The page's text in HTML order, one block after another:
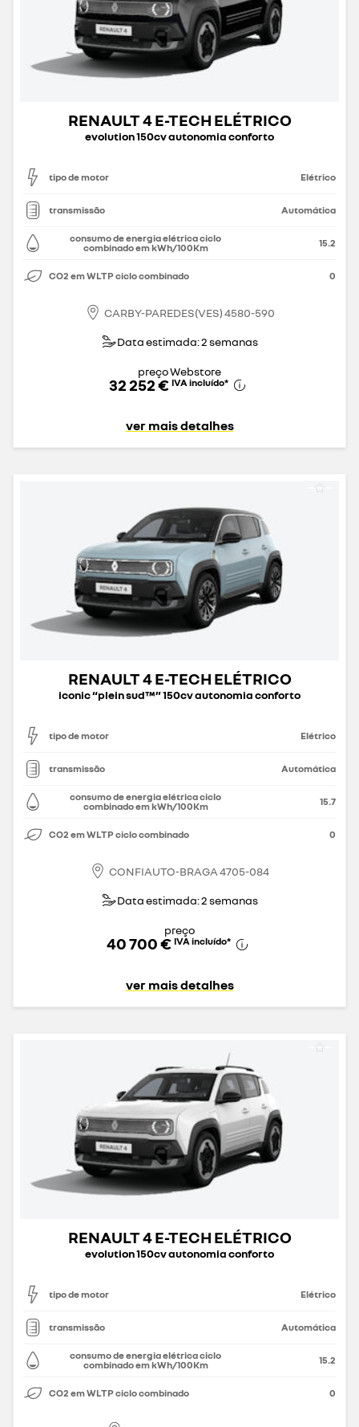
RENAULT 4 E-TECH ELÉTRICO
evolution 150cv autonomia conforto
tipo de motor Elétrico
transmissão Automática
consumo de energia elétrica ciclo
combinado em kWh/100Km
15.2
CO2 em WLTP ciclo combinado 0
CARBY-PAREDES(VES) 4580-590
Data estimada: 2 semanas
preço Webstore
32 252 € IVA incluído*
ver mais detalhes
RENAULT 4 E-TECH ELÉTRICO
iconic “plein sud™” 150cv autonomia conforto
tipo de motor Elétrico
transmissão Automática
consumo de energia elétrica ciclo
combinado em kWh/100Km
15.7
CO2 em WLTP ciclo combinado 0
CONFIAUTO-BRAGA 4705-084
Data estimada: 2 semanas
preço
40 700 € IVA incluído*
ver mais detalhes
RENAULT 4 E-TECH ELÉTRICO
evolution 150cv autonomia conforto
tipo de motor Elétrico
transmissão Automática
consumo de energia elétrica ciclo
combinado em kWh/100Km
15.2
CO2 em WLTP ciclo combinado 0